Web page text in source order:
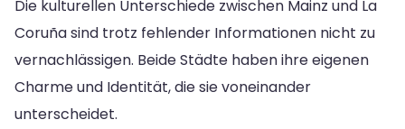
Die kulturellen Unterschiede zwischen Mainz und La
Coruña sind trotz fehlender Informationen nicht zu
vernachlässigen. Beide Städte haben ihre eigenen
Charme und Identität, die sie voneinander
unterscheidet.